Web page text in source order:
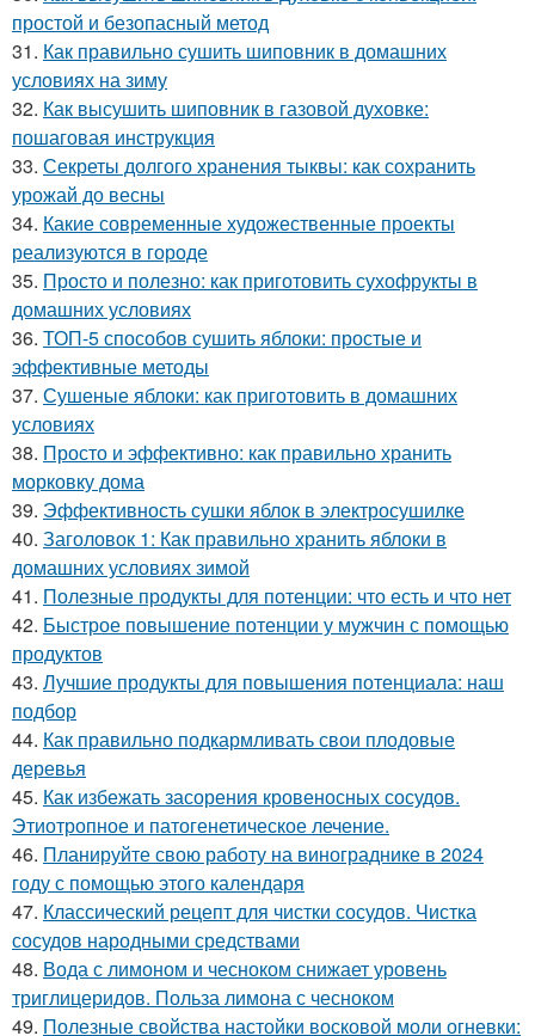
простой и безопасный метод
31. Как правильно сушить шиповник в домашних
условиях на зиму
32. Как высушить шиповник в газовой духовке:
пошаговая инструкция
33. Секреты долгого хранения тыквы: как сохранить
урожай до весны
34. Какие современные художественные проекты
реализуются в городе
35. Просто и полезно: как приготовить сухофрукты в
домашних условиях
36. ТОП-5 способов сушить яблоки: простые и
эффективные методы
37. Сушеные яблоки: как приготовить в домашних
условиях
38. Просто и эффективно: как правильно хранить
морковку дома
39. Эффективность сушки яблок в электросушилке
40. Заголовок 1: Как правильно хранить яблоки в
домашних условиях зимой
41. Полезные продукты для потенции: что есть и что нет
42. Быстрое повышение потенции у мужчин с помощью
продуктов
43. Лучшие продукты для повышения потенциала: наш
подбор
44. Как правильно подкармливать свои плодовые
деревья
45. Как избежать засорения кровеносных сосудов.
Этиотропное и патогенетическое лечение.
46. Планируйте свою работу на винограднике в 2024
году с помощью этого календаря
47. Классический рецепт для чистки сосудов. Чистка
сосудов народными средствами
48. Вода с лимоном и чесноком снижает уровень
триглицеридов. Польза лимона с чесноком
49. Полезные свойства настойки восковой моли огневки: